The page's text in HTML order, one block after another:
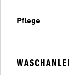
Pflege